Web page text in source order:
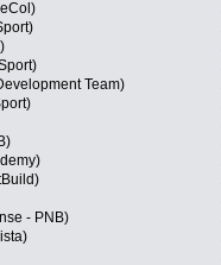
Team)
- PNB)